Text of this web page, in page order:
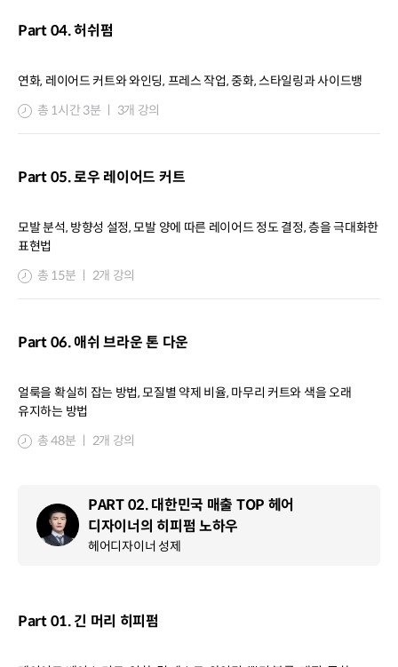
Part 04. 허쉬펌
연화, 레이어드 커트와 와인딩, 프레스 작업, 중화, 스타일링과 사이드뱅
총 1시간 3분 ㅣ 3개 강의
Part 05. 로우 레이어드 커트
모발 분석, 방향성 설정, 모발 양에 따른 레이어드 정도 결정, 층을 극대화한
표현법
총 15분 ㅣ 2개 강의
Part 06. 애쉬 브라운 톤 다운
얼룩을 확실히 잡는 방법, 모질별 약제 비율, 마무리 커트와 색을 오래
유지하는 방법
총 48분 ㅣ 2개 강의
PART 02. 대한민국 매출 TOP 헤어
디자이너의 히피펌 노하우
헤어디자이너 성제
Part 01. 긴 머리 히피펌